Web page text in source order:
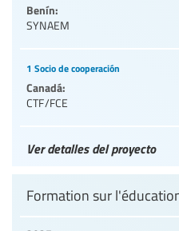
Benín:
SYNAEM
1 Socio de cooperación
Canadá:
CTF/FCE
Ver detalles del proyecto
Formation sur